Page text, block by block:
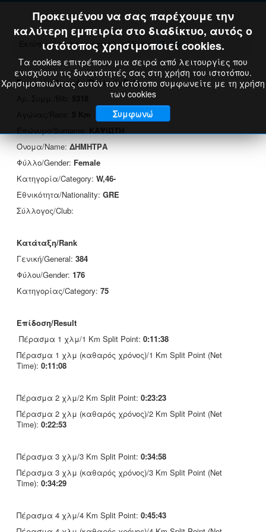
Εκτύπωση πιστοποιητικού επίδοσης: Print
Στοιχεία Δρομέα/Runner's Data
Όνομα/Name:ΔΗΜΗΤΡΑ
Φύλλο/Gender: Female
Κατηγορία/Category: W,46-
Εθνικότητα/Nationality: GRE
Σύλλογος/Club:
Κατάταξη/Rank
Γενική/General: 384
Φύλου/Gender: 176
Κατηγορίας/Category: 75
Επίδοση/Result
Πέρασμα 1 χλμ/1 Km Split Point: 0:11:38
Πέρασμα 1 χλμ (καθαρός χρόνος)/1 Km Split Point (Net
Time): 0:11:08
Πέρασμα 2 χλμ/2 Km Split Point: 0:23:23
Πέρασμα 2 χλμ (καθαρός χρόνος)/2 Km Split Point (Net
Time): 0:22:53
Πέρασμα 3 χλμ/3 Km Split Point: 0:34:58
Πέρασμα 3 χλμ (καθαρός χρόνος)/3 Km Split Point (Net
Time): 0:34:29
Πέρασμα 4 χλμ/4 Km Split Point: 0:45:43
Προκειμένου να σας παρέχουμε την
καλύτερη εμπειρία στο διαδίκτυο, αυτός ο
ιστότοπος χρησιμοποιεί cookies.
Τα cookies επιτρέπουν μια σειρά από λειτουργίες που
ενισχύουν τις δυνατότητές σας στη χρήση του ιστοτόπου.
Χρησιμοποιώντας αυτόν τον ιστότοπο συμφωνείτε με τη χρήση
των cookies
Συμφωνώ